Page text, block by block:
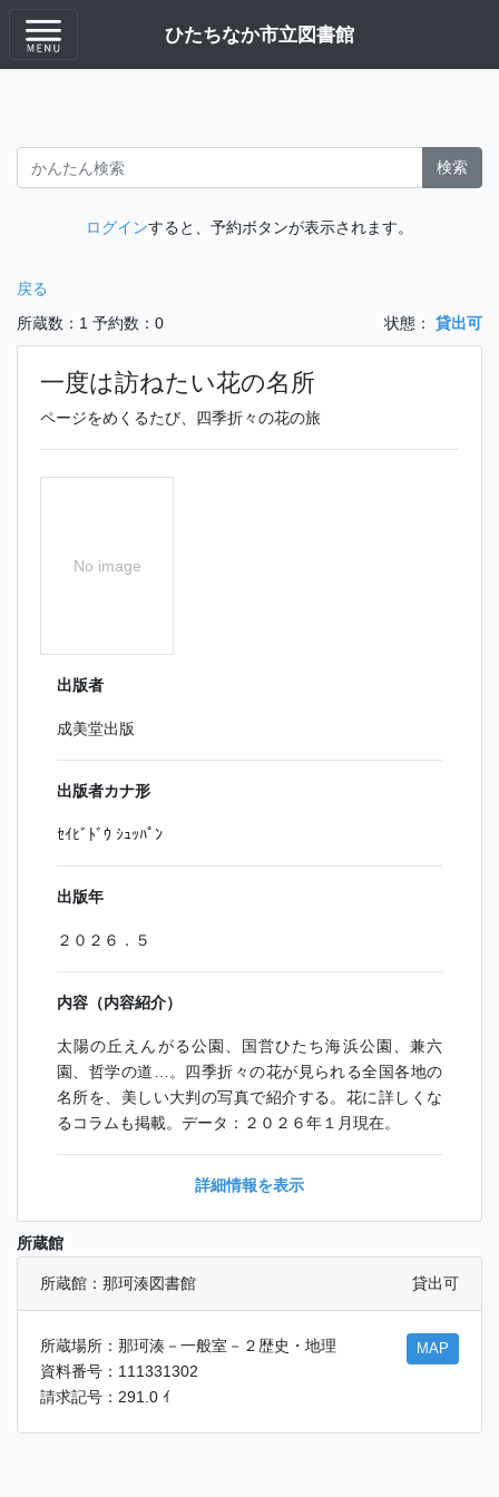
ひたちなか市立図書館
検索
ログインすると、予約ボタンが表示されます。
戻る
所蔵数：1 予約数：0 状態： 貸出可
一度は訪ねたい花の名所
ページをめくるたび、四季折々の花の旅
No image
出版者
成美堂出版
出版者カナ形
ｾｲﾋﾞﾄﾞｳ ｼｭｯﾊﾟﾝ
出版年
２０２６．５
内容（内容紹介）
太陽の丘えんがる公園、国営ひたち海浜公園、兼六
園、哲学の道…。四季折々の花が見られる全国各地の
名所を、美しい大判の写真で紹介する。花に詳しくな
るコラムも掲載。データ：２０２６年１月現在。
詳細情報を表示
所蔵館
所蔵館：那珂湊図書館 貸出可
所蔵場所：那珂湊－一般室－２歴史・地理
資料番号：111331302
請求記号：291.0 ｲ
MAP